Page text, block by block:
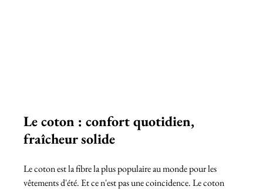
Le coton : confort quotidien,
fraîcheur solide
Le coton est la fibre la plus populaire au monde pour les
vêtements d'été. Et ce n'est pas une coincidence. Le coton